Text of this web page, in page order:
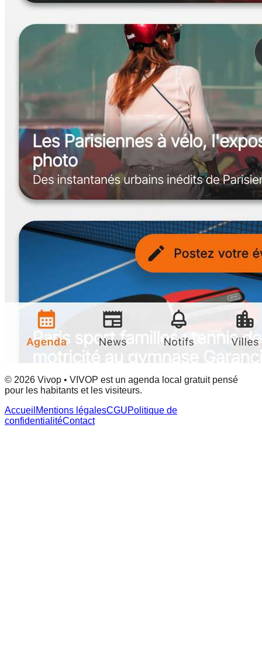
© 2026 Vivop • VIVOP est un agenda local gratuit pensé
pour les habitants et les visiteurs.
Accueil Mentions légalesCGUPolitique de
confidentialitéContact